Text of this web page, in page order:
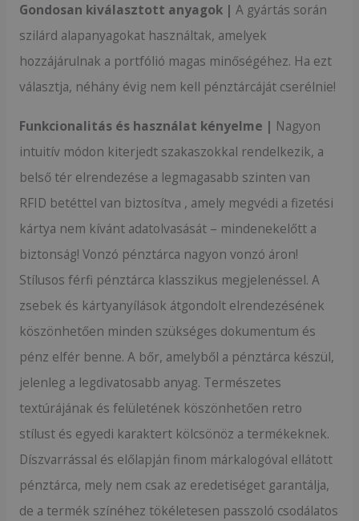
Gondosan kiválasztott anyagok | A gyártás során
szilárd alapanyagokat használtak, amelyek
hozzájárulnak a portfólió magas minőségéhez. Ha ezt
választja, néhány évig nem kell pénztárcáját cserélnie!
Funkcionalitás és használat kényelme | Nagyon
intuitív módon kiterjedt szakaszokkal rendelkezik, a
belső tér elrendezése a legmagasabb szinten van
RFID betéttel van biztosítva , amely megvédi a fizetési
kártya nem kívánt adatolvasását – mindenekelőtt a
biztonság! Vonzó pénztárca nagyon vonzó áron!
Stílusos férfi pénztárca klasszikus megjelenéssel. A
zsebek és kártyanyílások átgondolt elrendezésének
köszönhetően minden szükséges dokumentum és
pénz elfér benne. A bőr, amelyből a pénztárca készül,
jelenleg a legdivatosabb anyag. Természetes
textúrájának és felületének köszönhetően retro
stílust és egyedi karaktert kölcsönöz a termékeknek.
Díszvarrással és előlapján finom márkalogóval ellátott
pénztárca, mely nem csak az eredetiséget garantálja,
de a termék színéhez tökéletesen passzoló csodálatos